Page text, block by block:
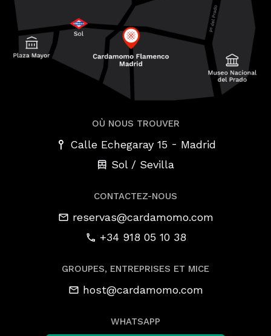
OÙ NOUS TROUVER
Calle Echegaray 15 - Madrid
Sol / Sevilla
CONTACTEZ-NOUS
reservas@cardamomo.com
+34 918 05 10 38
GROUPES, ENTREPRISES ET MICE
host@cardamomo.com
WHATSAPP